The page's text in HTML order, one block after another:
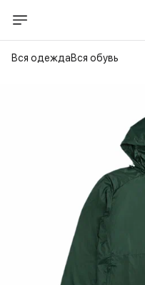
Вся одеждаВся обувь